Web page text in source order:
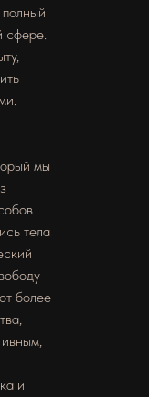
сфере.
мы
тела
более
и